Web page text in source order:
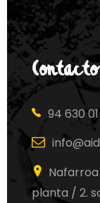
Contacto
94 630
planta / 2.